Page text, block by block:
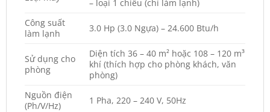
– loại 1 chiều (chỉ làm lạnh)
Công suất
làm lạnh
3.0 Hp (3.0 Ngựa) – 24.600 Btu/h
Sử dụng cho
phòng
Diện tích 36 – 40 m² hoặc 108 – 120 m³
khí (thích hợp cho phòng khách, văn
phòng)
Nguồn điện
(Ph/V/Hz)
1 Pha, 220 – 240 V, 50Hz